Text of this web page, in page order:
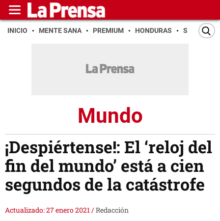
INICIO MENTE SANA PREMIUM HONDURAS SAN PEDRO
Mundo
¡Despiértense!: El ‘reloj del
fin del mundo’ está a cien
segundos de la catástrofe
Actualizado: 27 enero 2021/Redacción